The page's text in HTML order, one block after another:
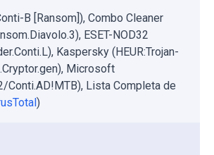
B [Ransom]), Combo Cleaner
ESET-NOD32
Kaspersky (HEUR:Trojan-
Microsoft
Conti.AD!MTB), Lista Completa de
)